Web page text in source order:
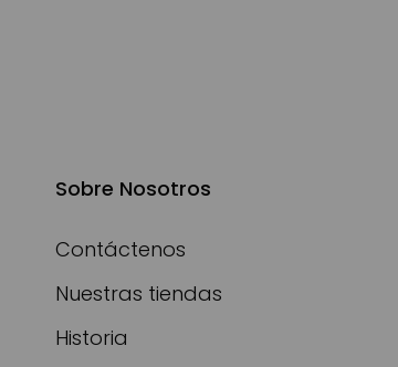
Sobre Nosotros
Contáctenos
Nuestras tiendas
Historia